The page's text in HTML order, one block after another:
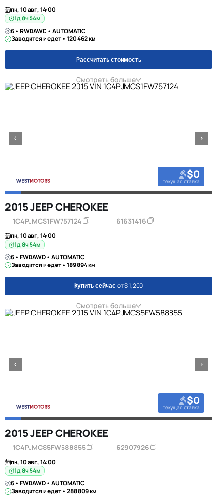
пн, 10 авг, 14:00
1д 8ч 54м
6 • RWDAWD • AUTOMATIC
Заводится и едет • 120 462 км
Рассчитать стоимость
Смотреть больше
$0
текущая ставка
2015 JEEP CHEROKEE
1C4PJMCS1FW757124 61631416
пн, 10 авг, 14:00
1д 8ч 54м
6 • FWDAWD • AUTOMATIC
Заводится и едет • 189 894 км
Купить сейчас от $ 1,200
Смотреть больше
$0
текущая ставка
2015 JEEP CHEROKEE
1C4PJMCS5FW588855 62907926
пн, 10 авг, 14:00
1д 8ч 54м
6 • FWDAWD • AUTOMATIC
Заводится и едет • 288 809 км